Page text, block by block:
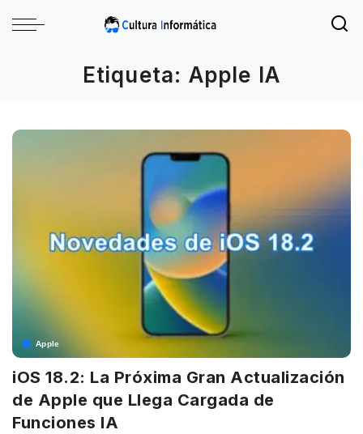
Etiqueta: Apple IA
Apple
iOS 18.2: La Próxima Gran Actualización
de Apple que Llega Cargada de
Funciones IA